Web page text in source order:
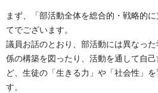
まず、「部活動全体を総合的・戦略的
てでございます。
議員お話のとおり、部活動には異なっ
係の構築を図ったり、活動を通して自
ど、生徒の「生きる力」や「社会性」
す。